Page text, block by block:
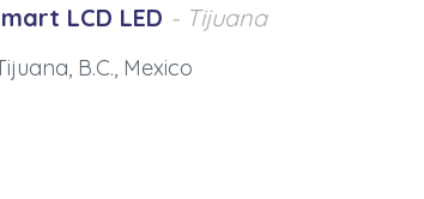
LCD LED - Tijuana
B.C., Mexico